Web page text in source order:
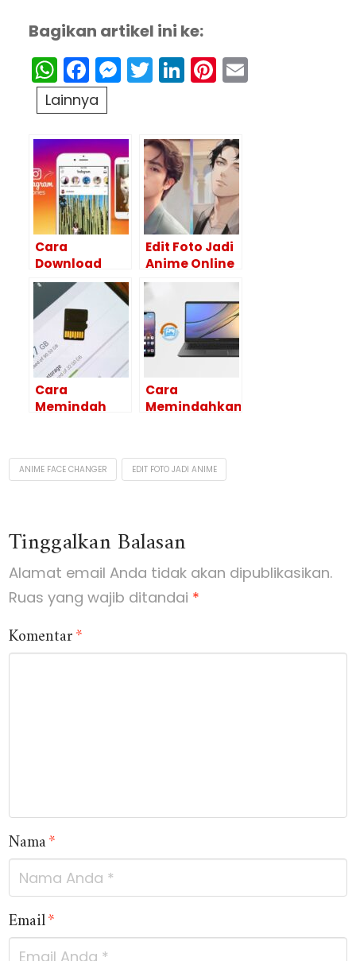
Bagikan artikel ini ke:
WhatsApp
Facebook
Messenger
Twitter
LinkedIn
Pinterest
Lainnya
Cara
Download
Foto IG Story
Dengan
Mudah dan
Cepat
Edit Foto Jadi
Anime Online
Tanpa
Mudah dan
Cepat
Cara
Memindah
Mudah dan
Praktis
Cara
Memindahkan
Dengan
Mudah
ANIME FACE CHANGER EDIT FOTO JADI ANIME
Tinggalkan Balasan
Alamat email Anda tidak akan dipublikasikan.
Ruas yang wajib ditandai *
Komentar*
Nama*
Email*